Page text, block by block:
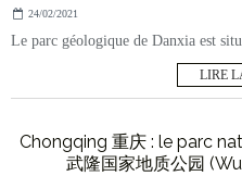
24/02/2021
Le parc géologique de Danxia est
LIRE
Chongqing 重庆 : le parc
武隆国家地质公园